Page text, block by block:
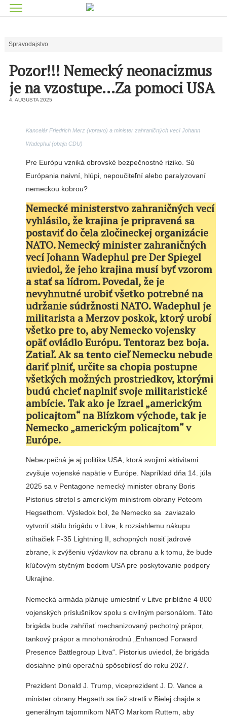
Spravodajstvo
Pozor!!! Nemecký neonacizmus
je na vzostupe…Za pomoci USA
4. AUGUSTA 2025
Kancelár Friedrich Merz (vpravo) a minister zahraničných vecí Johann
Wadephul (obaja CDU)
Pre Európu vzniká obrovské bezpečnostné riziko. Sú
Európania naivní, hlúpi, nepoučiteľní alebo paralyzovaní
nemeckou kobrou?
Nemecké ministerstvo zahraničných vecí
vyhlásilo, že krajina je pripravená sa
postaviť do čela zločineckej organizácie
NATO. Nemecký minister zahraničných
vecí Johann Wadephul pre Der Spiegel
uviedol, že jeho krajina musí byť vzorom
a stať sa lídrom. Povedal, že je
nevyhnutné urobiť všetko potrebné na
udržanie súdržnosti NATO. Wadephul je
militarista a Merzov poskok, ktorý urobí
všetko pre to, aby Nemecko vojensky
opäť ovládlo Európu. Tentoraz bez boja.
Zatiaľ. Ak sa tento cieľ Nemecku nebude
dariť plniť, určite sa chopia postupne
všetkých možných prostriedkov, ktorými
budú chcieť naplniť svoje militaristické
ambície. Tak ako je Izrael „americkým
policajtom“ na Blízkom východe, tak je
Nemecko „americkým policajtom“ v
Európe.
Nebezpečná je aj politika USA, ktorá svojimi aktivitami
zvyšuje vojenské napätie v Európe. Napríklad dňa 14. júla
2025 sa v Pentagone nemecký minister obrany Boris
Pistorius stretol s americkým ministrom obrany Peteom
Hegsethom. Výsledok bol, že Nemecko sa zaviazalo
vytvoriť stálu brigádu v Litve, k rozsiahlemu nákupu
stíhačiek F-35 Lightning II, schopných nosiť jadrové
zbrane, k zvýšeniu výdavkov na obranu a k tomu, že bude
kľúčovým styčným bodom USA pre poskytovanie podpory
Ukrajine.
Nemecká armáda plánuje umiestniť v Litve približne 4 800
vojenských príslušníkov spolu s civilným personálom. Táto
brigáda bude zahŕňať mechanizovaný pechotný prápor,
tankový prápor a mnohonárodnú „Enhanced Forward
Presence Battlegroup Litva“. Pistorius uviedol, že brigáda
dosiahne plnú operačnú spôsobilosť do roku 2027.
Prezident Donald J. Trump, viceprezident J. D. Vance a
minister obrany Hegseth sa tiež stretli v Bielej chajde s
generálnym tajomníkom NATO Markom Ruttem, aby